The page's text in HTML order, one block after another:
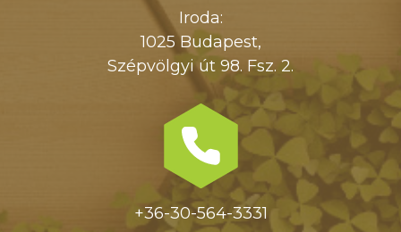
Iroda:
1025 Budapest,
Szépvölgyi út 98. Fsz. 2.
+36-30-564-3331